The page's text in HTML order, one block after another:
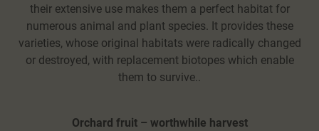
their extensive use makes them a perfect habitat for
numerous animal and plant species. It provides these
varieties, whose original habitats were radically changed
or destroyed, with replacement biotopes which enable
them to survive..
Orchard fruit – worthwhile harvest